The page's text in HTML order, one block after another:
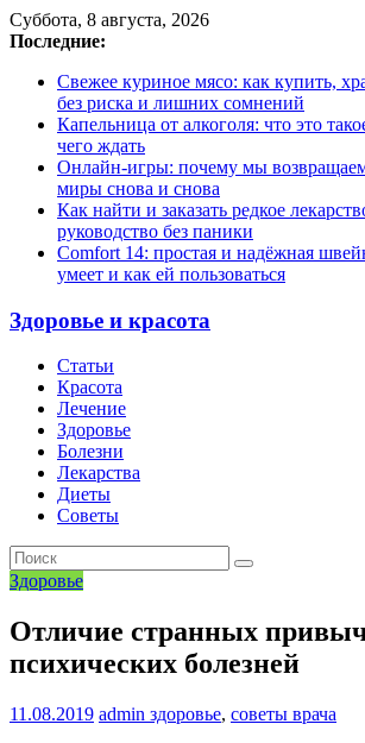
Суббота, 8 августа, 2026
Последние:
Свежее куриное мясо: как купить,
без риска и лишних сомнений
Капельница от алкоголя: что это
чего ждать
Онлайн-игры: почему мы
миры снова и снова
Как найти и заказать редкое
руководство без паники
Comfort 14: простая и надёжная
умеет и как ей пользоваться
Здоровье и красота
Статьи
Красота
Лечение
Здоровье
Болезни
Лекарства
Диеты
Советы
Здоровье
Отличие странных
психических болезней
11.08.2019 admin здоровье, советы врача